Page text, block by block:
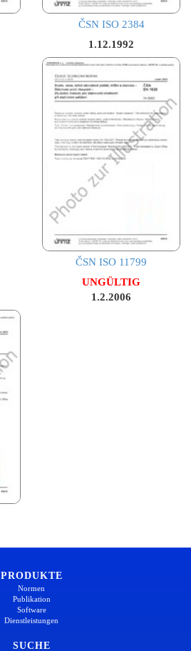
ČSN ISO 2384
1.12.1992
ČSN ISO 11799
UNGÜLTIG
1.2.2006
PRODUKTE
Normen
Publikation
Software
Dienstleistungen
SUCHE